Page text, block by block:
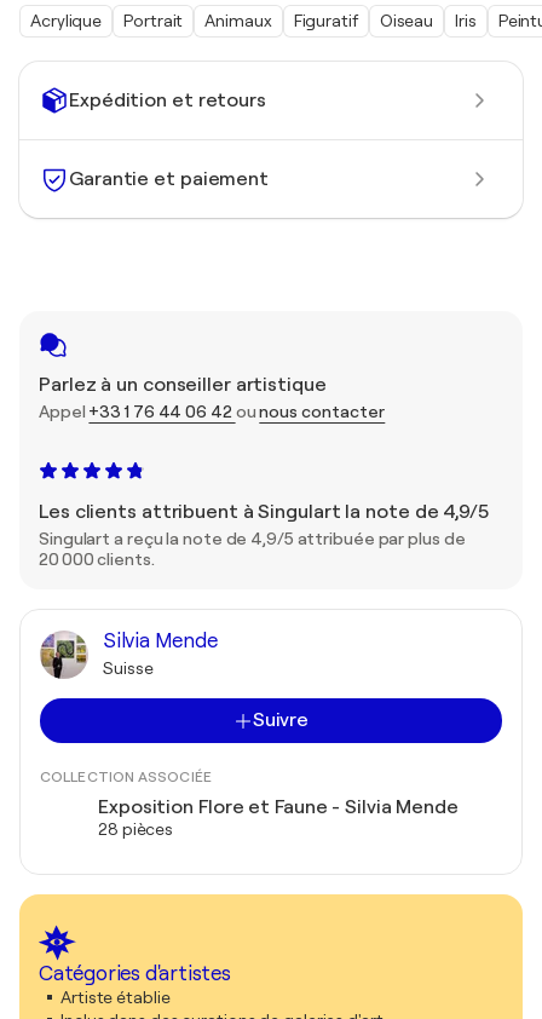
Expédition et retours
Garantie et paiement
Parlez à un conseiller artistique
Appel +33 1 76 44 06 42 ounous contacter
Les clients attribuent à Singulart la note de 4,9/5
Singulart a reçu la note de 4,9/5 attribuée par plus de
20 000 clients.
Silvia Mende
Suisse
Suivre
COLLECTION ASSOCIÉE
Exposition Flore et Faune - Silvia Mende
28 pièces
Catégories d'artistes
Artiste établie
Acrylique Portrait Animaux Figuratif Oiseau Iris